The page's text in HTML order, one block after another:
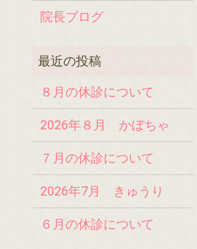
院長ブログ
８月の休診について
2026年８月 かぼちゃ
７月の休診について
2026年7月 きゅうり
６月の休診について